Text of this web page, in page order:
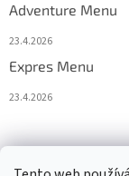
Adventure Menu
23.4.2026
Expres Menu
23.4.2026